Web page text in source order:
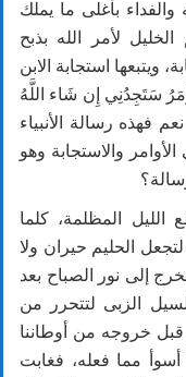
والفداء بأغلى ما يملك
الخليل لأمر الله بذبح
ويتبعها استجابة الابن
سَتَجِدُنِي إِن شَاء اللَّهُ
فهذه رسالة الأنبياء
والاستجابة وهو
الليل المظلمة، كلما
الحليم حيران ولا
إلى نور الصباح بعد
الزبى لتتحرر من
قبل خروجه من أوطاننا
مما فعله، فغابت